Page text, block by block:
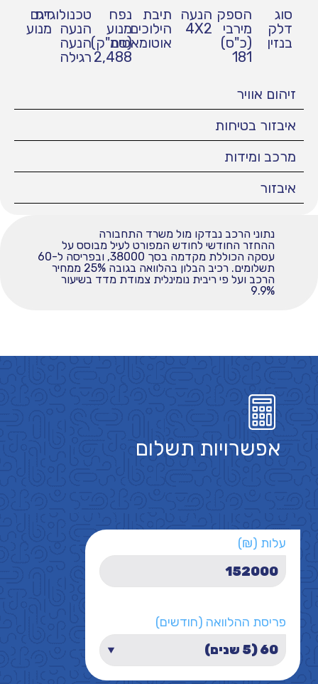
סוג
דלק
בנזין
הספק
מירבי
(כ"ס)
181
הנעה
4X2
תיבת
הילוכים
אוטומאטית
נפח
מנוע
(סמ"ק)
2,488
טכנולוגיית
הנעה
הנעה
רגילה
דגם
מנוע
זיהום אוויר
איבזור בטיחות
מרכב ומידות
איבזור
נתוני הרכב נבדקו מול משרד התחבורה
ההחזר החודשי לחודש המפורט לעיל מבוסס על
עסקה הכוללת מקדמה בסך 38000, ובפריסה ל-60
תשלומים. רכיב הבלון בהלוואה בגובה 25% ממחיר
הרכב ועל פי ריבית נומינלית צמודת מדד בשיעור
9.9%
אפשרויות תשלום
עלות (₪)
פריסת ההלוואה (חודשים)